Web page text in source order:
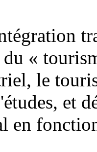
«
le
et
en